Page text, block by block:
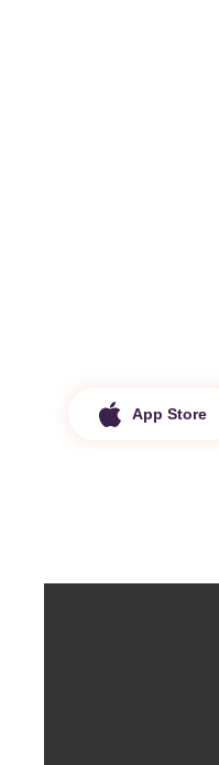
App Store